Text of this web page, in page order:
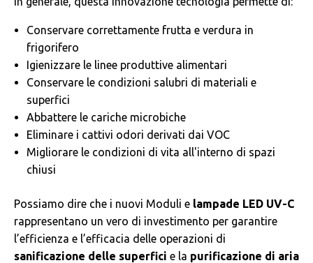
Conservare correttamente frutta e verdura in
frigorifero
Igienizzare le linee produttive alimentari
Conservare le condizioni salubri di materiali e
superfici
Abbattere le cariche microbiche
Eliminare i cattivi odori derivati dai VOC
Migliorare le condizioni di vita all'interno di spazi
chiusi
Possiamo dire che i nuovi Moduli e lampade LED UV-C
rappresentano un vero di investimento per garantire
l’efficienza e l’efficacia delle operazioni di
sanificazione delle superfici e la purificazione di aria